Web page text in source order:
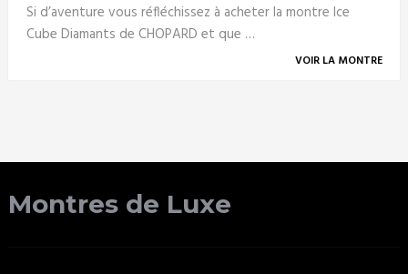
Si d’aventure vous réfléchissez à acheter la montre Ice
Cube Diamants de CHOPARD et que …
VOIR LA MONTRE
Montres de Luxe